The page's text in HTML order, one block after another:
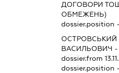
ДОГОВОРИ
ОБМЕЖЕНЬ)
dossier.position -
ОСТРОВСЬКИЙ
ВАСИЛЬОВИЧ -
dossier.from
dossier.position -